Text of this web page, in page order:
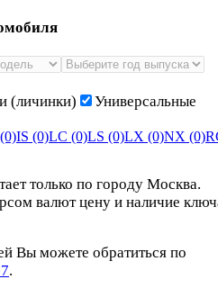
(личинки)
Универсальные
(0)IS (0)LC (0)LS (0)LX (0)NX (0)
только по городу Москва.
валют цену и наличие
Вы можете обратиться по
.